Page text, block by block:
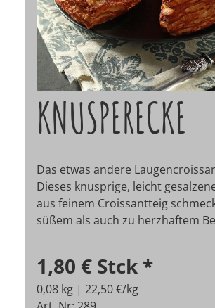
KNUSPERECKE
Das etwas andere
Dieses knusprige, leicht
aus feinem Croissantteig
süßem als auch zu herzhaftem
1,80 € Stck *
0,08 kg | 22,50 €/kg